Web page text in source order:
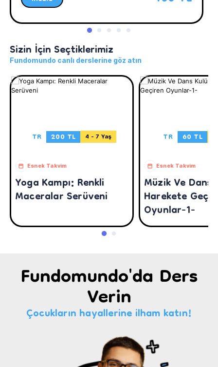
Sizin İçin Seçtiklerimiz
Fundomundo canlı derslerine göz atın
TR 200 TL 4 - 7 Yaş
Esnek Takvim
Yoga Kampı: Renkli
Maceralar Serüveni
TR 60 TL
Esnek Takvim
Müzik Ve Dans
Harekete
Oyunlar-1-
Fundomundo'da Ders
Verin
Çocukların hayallerine ilham katın!